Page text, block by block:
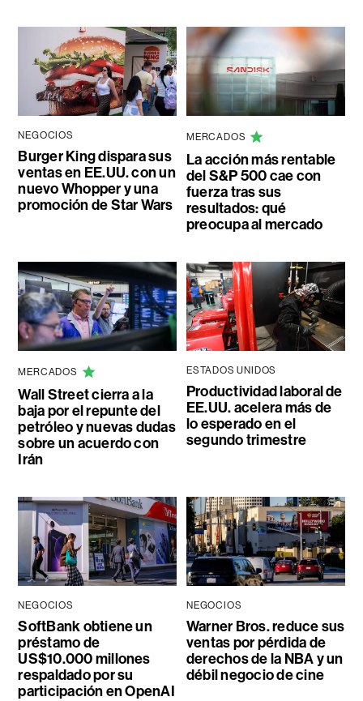
NEGOCIOS
Burger King dispara sus
ventas en EE.UU. con un
nuevo Whopper y una
promoción de Star Wars
MERCADOS
La acción más rentable
del S&P 500 cae con
fuerza tras sus
resultados: qué
preocupa al mercado
MERCADOS
Wall Street cierra a la
baja por el repunte del
petróleo y nuevas dudas
sobre un acuerdo con
Irán
ESTADOS UNIDOS
Productividad laboral de
EE.UU. acelera más de
lo esperado en el
segundo trimestre
NEGOCIOS
SoftBank obtiene un
préstamo de
US$10.000 millones
respaldado por su
participación en OpenAI
NEGOCIOS
Warner Bros. reduce sus
ventas por pérdida de
derechos de la NBA y un
débil negocio de cine